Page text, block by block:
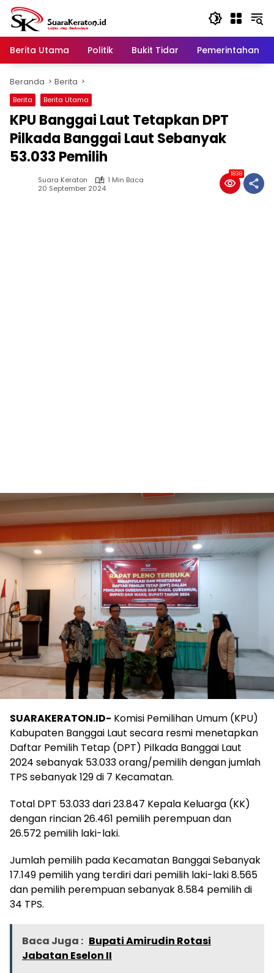
Langsung
konten
Berita Utama
Politik Bukit Tidar Pemerintahan
Beranda Berita
Berita Berita Utama
KPU Banggai Laut Tetapkan DPT
Pilkada Banggai Laut Sebanyak
53.033 Pemilih
Suara Keraton
1 Min Baca
20 September 2024
1838
SUARAKERATON.ID- Komisi Pemilihan Umum (KPU)
Kabupaten Banggai Laut secara resmi menetapkan
Daftar Pemilih Tetap (DPT) Pilkada Banggai Laut
2024 sebanyak 53.033 orang/pemilih dengan jumlah
TPS sebanyak 129 di 7 Kecamatan.
Total DPT 53.033 dari 23.847 Kepala Keluarga (KK)
dengan rincian 26.461 pemilih perempuan dan
26.572 pemilih laki-laki.
Jumlah pemilih pada Kecamatan Banggai Sebanyak
17.149 pemilih yang terdiri dari pemilih laki-laki 8.565
dan pemilih perempuan sebanyak 8.584 pemilih di
34 TPS.
Baca Juga : Bupati Amirudin Rotasi
Jabatan Eselon II